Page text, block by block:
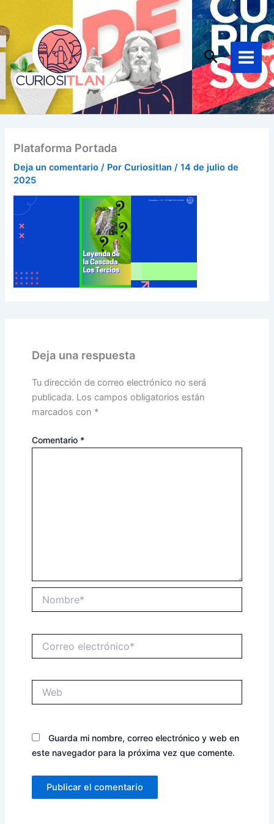
al
contenido
Buscar
Main
Menu
Plataforma Portada
Deja un comentario / PorCuriositlan/14 de julio de
2025
Deja una respuesta
Tu dirección de correo electrónico no será
publicada. Los campos obligatorios están
marcados con *
Comentario *
electrónico*
Guarda mi nombre, correo electrónico y web en
este navegador para la próxima vez que comente.